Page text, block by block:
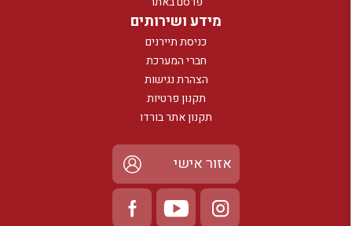
מידע ושירותים
כניסת תיירנים
חברי המערכת
הצהרת נגישות
תקנון פרטיות
תקנון אתר בורדו
אזור אישי